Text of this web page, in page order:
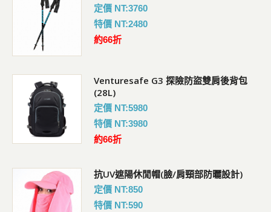
定價 NT:3760
特價 NT:2480
約66折
Venturesafe G3 探險防盜雙肩後背包
(28L)
定價 NT:5980
特價 NT:3980
約66折
抗UV遮陽休閒帽(臉/肩頸部防曬設計)
定價 NT:850
特價 NT:590